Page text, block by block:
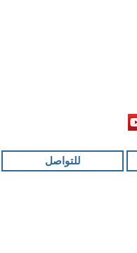
للتواصل